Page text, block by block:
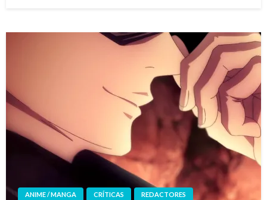
ANIME / MANGA CRÍTICAS REDACTORES